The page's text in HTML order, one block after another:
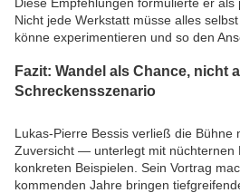
Nicht jede Werkstatt müsse alles
könne experimentieren und so den
Fazit: Wandel als Chance, nicht
Schreckensszenario
Lukas-Pierre Bessis verließ die Bühne
Zuversicht — unterlegt mit nüchternen
konkreten Beispielen. Sein Vortrag
kommenden Jahre bringen